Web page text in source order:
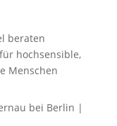
beraten
hochsensible,
Menschen
bei Berlin |